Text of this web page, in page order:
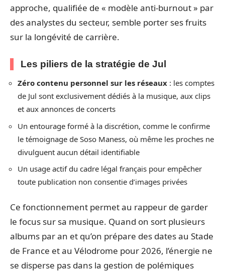
approche, qualifiée de « modèle anti-burnout » par
des analystes du secteur, semble porter ses fruits
sur la longévité de carrière.
Les piliers de la stratégie de Jul
Zéro contenu personnel sur les réseaux : les comptes
de Jul sont exclusivement dédiés à la musique, aux clips
et aux annonces de concerts
Un entourage formé à la discrétion, comme le confirme
le témoignage de Soso Maness, où même les proches ne
divulguent aucun détail identifiable
Un usage actif du cadre légal français pour empêcher
toute publication non consentie d’images privées
Ce fonctionnement permet au rappeur de garder
le focus sur sa musique. Quand on sort plusieurs
albums par an et qu’on prépare des dates au Stade
de France et au Vélodrome pour 2026, l’énergie ne
se disperse pas dans la gestion de polémiques